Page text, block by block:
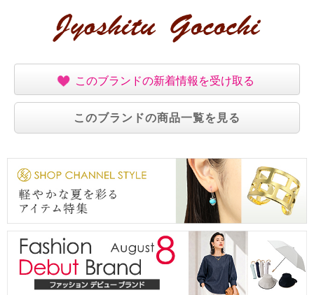
このブランドの新着情報を受け取る
このブランドの商品一覧を見る